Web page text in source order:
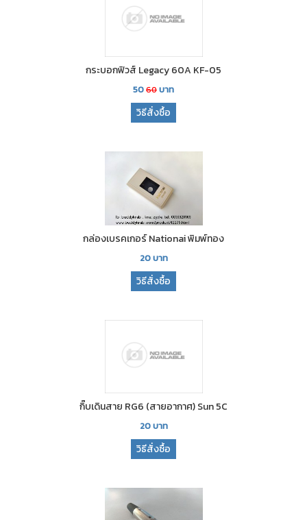
กระบอกฟิวส์ Legacy 60A KF-05
5060บาท
วิธีสั่งซื้อ
กล่องเบรคเกอร์ Nationai พิมพ์ทอง
20บาท
วิธีสั่งซื้อ
กิ๊บเดินสาย RG6 (สายอากาศ) Sun 5C
20บาท
วิธีสั่งซื้อ